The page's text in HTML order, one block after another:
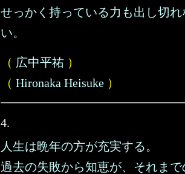
せっかく持っている力も出し切れ
い。
（ 広中平祐 ）
（ Hironaka Heisuke ）
4.
人生は晩年の方が充実する。
過去の失敗から知恵が、それまで